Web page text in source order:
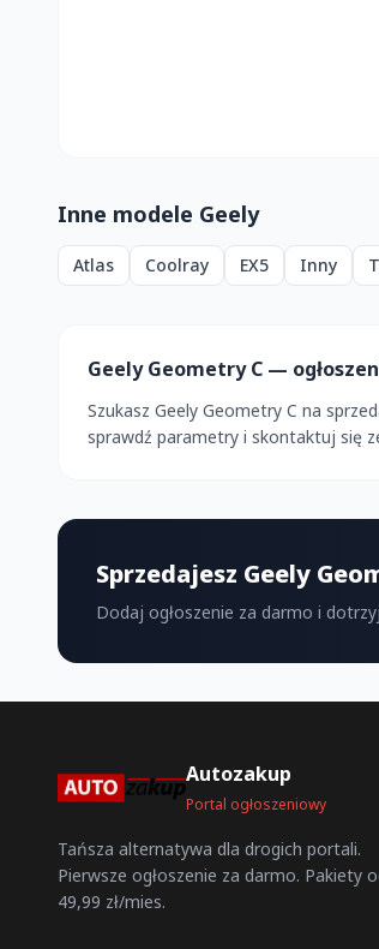
Inne modele Geely
Atlas Coolray EX5 Inny
Geely Geometry C —
Szukasz Geely Geometry C na
sprawdź parametry i skontaktuj się
Sprzedajesz Geely
Dodaj ogłoszenie za darmo i
Autozakup
Portal ogłoszeniowy
Tańsza alternatywa dla drogich portali.
Pierwsze ogłoszenie za darmo. Pakiety
49,99 zł/mies.